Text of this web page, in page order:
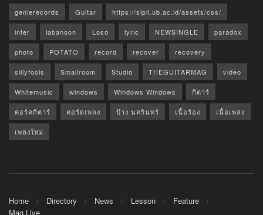
genierecords Guitar https://sipil.ub.ac.id/assets/css/
inter labanoon Loso lyric NEWSINGLE paradox
photo POTATO record recover recovery
sillyfools Smallroom Studio THEGUITARMAG video
Whitemusic windows Windows Windows กีตาร์
คอร์ดกีตาร์ คอร์ดเพลง ป้าง นครินทร์ เนื้อร้อง เนื้อเพลง
เพลงใหม่
Home Directory News Lesson
Feature
Mag Live